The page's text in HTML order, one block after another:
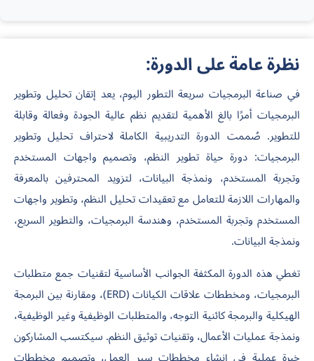
نظرة عامة على الدورة:
في صناعة البرمجيات سريعة التطور اليوم، يعد إتقان تحليل وتطوير
البرمجيات أمرًا بالغ الأهمية لتقديم نظم عالية الجودة وفعالة وقابلة
للتطوير. صُممت الدورة التدريبية الكاملة لاحتراف تحليل وتطوير
البرمجيات: دورة حياة تطوير النظم، وتصميم واجهات المستخدم
وتجربة المستخدم، ونمذجة البيانات، لتزويد المحترفين بالمعرفة
والمهارات اللازمة للتعامل مع تعقيدات تحليل النظم، وتطوير واجهات
المستخدم وتجربة المستخدم، وهندسة البرمجيات، والتطوير السريع،
ونمذجة البيانات.
تغطي هذه الدورة المكثفة الجوانب الأساسية لتقنيات جمع متطلبات
البرمجيات، ومخططات علاقات الكيانات (ERD)، ومقارنة بين البرمجة
الهيكلية والبرمجة كائنية التوجه، والمتطلبات الوظيفية وغير الوظيفية،
ونمذجة عمليات الأعمال، وتقنيات توثيق النظم. سيكتسب المشاركون